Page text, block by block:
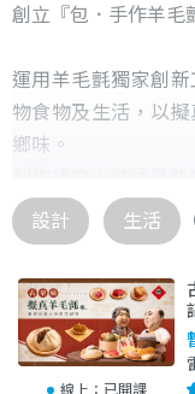
創立『包．手作羊毛
運用羊毛氈獨家創
物食物及生活，以
鄉味。
創作緣自小時候最
村麵包車的記憶延伸
氈麵糰，經羊毛手
一個個獨一無二的小
想要連結創多更多
回憶，將小小麵包
台灣『大食代』，
設計 生活
線上： 已開課